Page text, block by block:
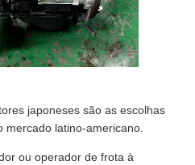
japoneses são as escolhas
mercado latino-americano.
ou operador de frota à